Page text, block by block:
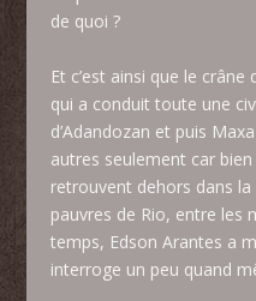
de quoi ?
Et c’est ainsi que le
qui a conduit toute une
d’Adandozan et puis
autres seulement car
retrouvent dehors dans
pauvres de Rio, entre les
temps, Edson Arantes a
interroge un peu quand